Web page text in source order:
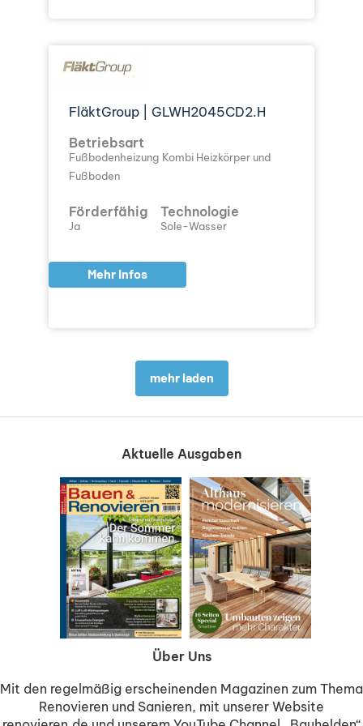
FläktGroup | GLWH2045CD2.H
Betriebsart
Fußbodenheizung Kombi Heizkörper und
Fußboden
Förderfähig
Ja
Technologie
Sole-Wasser
Mehr Infos
mehr laden
Aktuelle Ausgaben
Über Uns
Mit den regelmäßig erscheinenden Magazinen zum Thema
Renovieren und Sanieren, mit unserer Website